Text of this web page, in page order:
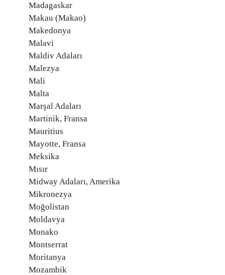
Madagaskar
Makau (Makao)
Makedonya
Malavi
Maldiv Adaları
Malezya
Mali
Malta
Marşal Adaları
Martinik, Fransa
Mauritius
Mayotte, Fransa
Meksika
Mısır
Midway Adaları, Amerika
Mikronezya
Moğolistan
Moldavya
Monako
Montserrat
Moritanya
Mozambik